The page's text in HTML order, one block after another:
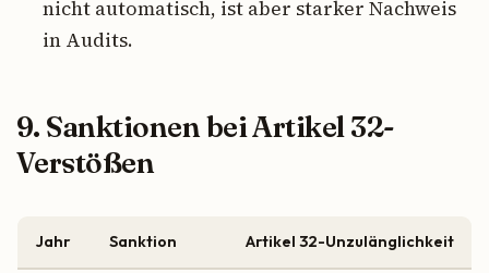
nicht automatisch, ist aber starker Nachweis
in Audits.
9. Sanktionen bei Artikel 32-
Verstößen
Jahr Sanktion Artikel 32-Unzulänglichkeit